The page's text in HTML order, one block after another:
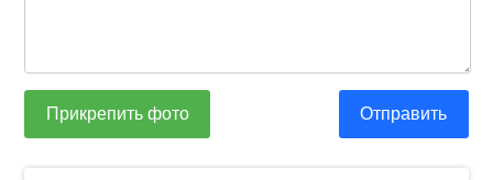
Прикрепить фото Отправить